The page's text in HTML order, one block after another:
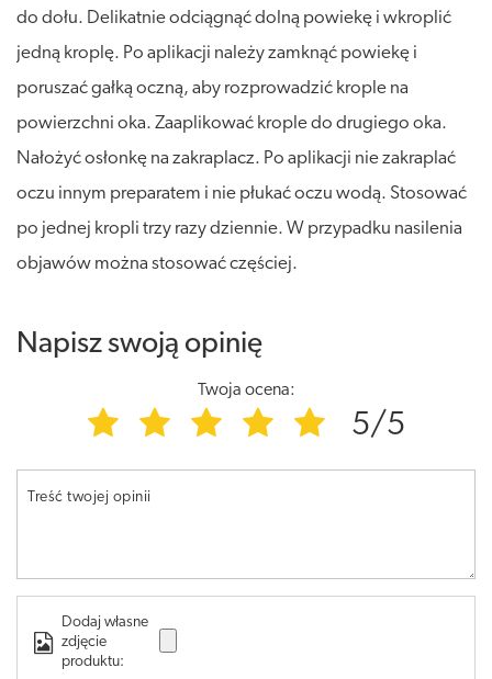
do dołu. Delikatnie odciągnąć dolną powiekę i wkroplić
jedną kroplę. Po aplikacji należy zamknąć powiekę i
poruszać gałką oczną, aby rozprowadzić krople na
powierzchni oka. Zaaplikować krople do drugiego oka.
Nałożyć osłonkę na zakraplacz. Po aplikacji nie zakraplać
oczu innym preparatem i nie płukać oczu wodą. Stosować
po jednej kropli trzy razy dziennie. W przypadku nasilenia
objawów można stosować częściej.
Napisz swoją opinię
Twoja ocena:
5/5
Treść twojej opinii
Dodaj własne
zdjęcie
produktu: